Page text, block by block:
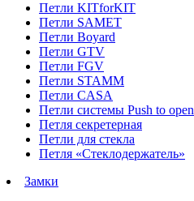
Петли KITforKIT
Петли SAMET
Петли Boyard
Петли GTV
Петли FGV
Петли STAMM
Петли CASA
Петли системы Push to open
Петля секретерная
Петли для стекла
Петля «Стеклодержатель»
Замки